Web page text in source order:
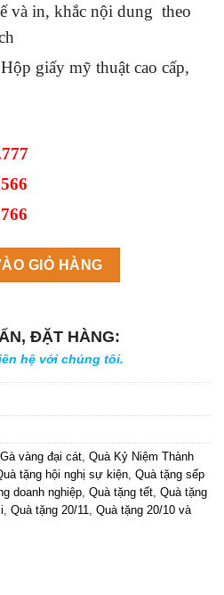
và in, khắc nội dung theo
giấy mỹ thuật cao cấp,
số lượng
GIỎ HÀNG
ĐẶT HÀNG:
hệ với chúng tôi.
Gà vàng đại cát, Quà Kỷ Niệm Thành
tặng hội nghị sự kiện, Quà tặng sếp
doanh nghiệp, Quà tặng tết, Quà tặng
, Quà tặng 20/11, Quà tặng 20/10 và